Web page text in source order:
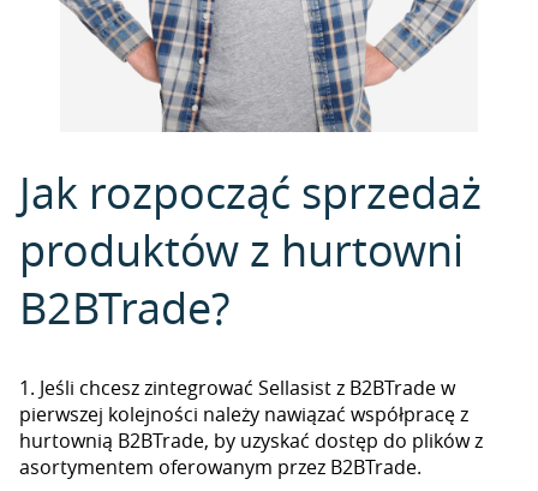
Jak rozpocząć sprzedaż
produktów z hurtowni
B2BTrade?
1. Jeśli chcesz zintegrować Sellasist z B2BTrade w
pierwszej kolejności należy nawiązać współpracę z
hurtownią B2BTrade, by uzyskać dostęp do plików z
asortymentem oferowanym przez B2BTrade.